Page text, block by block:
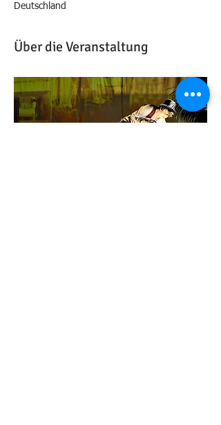
Deutschland
Über die Veranstaltung